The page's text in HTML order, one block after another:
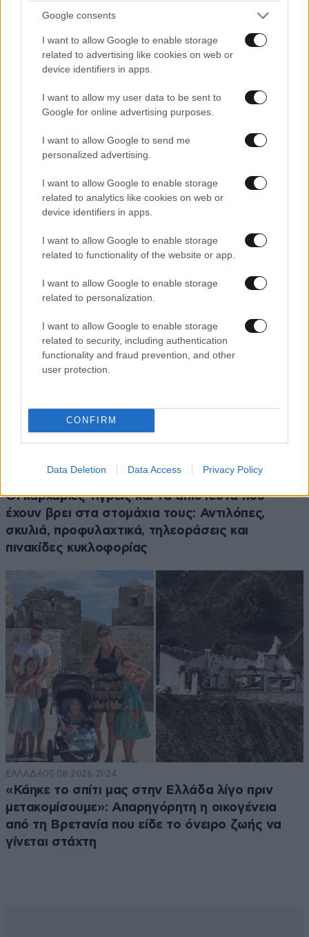
Google consents
I want to allow Google to enable storage
related to advertising like cookies on web or
device identifiers in apps.
I want to allow my user data to be sent to
Google for online advertising purposes.
I want to allow Google to send me
personalized advertising.
I want to allow Google to enable storage
related to analytics like cookies on web or
device identifiers in apps.
I want to allow Google to enable storage
related to functionality of the website or app.
I want to allow Google to enable storage
related to personalization.
I want to allow Google to enable storage
related to security, including authentication
functionality and fraud prevention, and other
user protection.
CONFIRM
Data Deletion Data Access Privacy Policy
ΕΛΛΑΔΑ06·08·2026 00:09
Σαν σήμερα 6 Αυγούστου: Πεθαίνει η Ρίτα
Σακελλαρίου, η λαϊκή ντίβα που έκανε τη ζωή
της τραγούδι
Οι καρχαρίες τίγρεις και τα απίστευτα που
έχουν βρει στα στομάχια τους: Αντιλόπες,
σκυλιά, προφυλαχτικά, τηλεοράσεις και
πινακίδες κυκλοφορίας
ΕΛΛΑΔΑ05·08·2026 21:24
«Κάηκε το σπίτι μας στην Ελλάδα λίγο πριν
μετακομίσουμε»: Απαρηγόρητη η οικογένεια
από τη Βρετανία που είδε το όνειρο ζωής να
γίνεται στάχτη